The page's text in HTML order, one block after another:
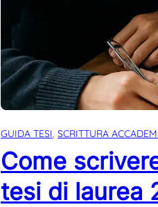
GUIDA TESI, SCRITTURA
Come
tesi di laurea